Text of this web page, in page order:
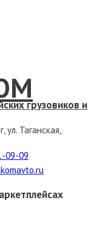
грузовиков и
ул. Таганская,
09-09